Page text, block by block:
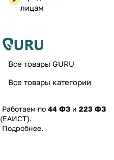
лицам
Все товары GURU
Все товары категории
Работаем по 44 ФЗ и 223 ФЗ
(ЕАИСТ).
Подробнее.